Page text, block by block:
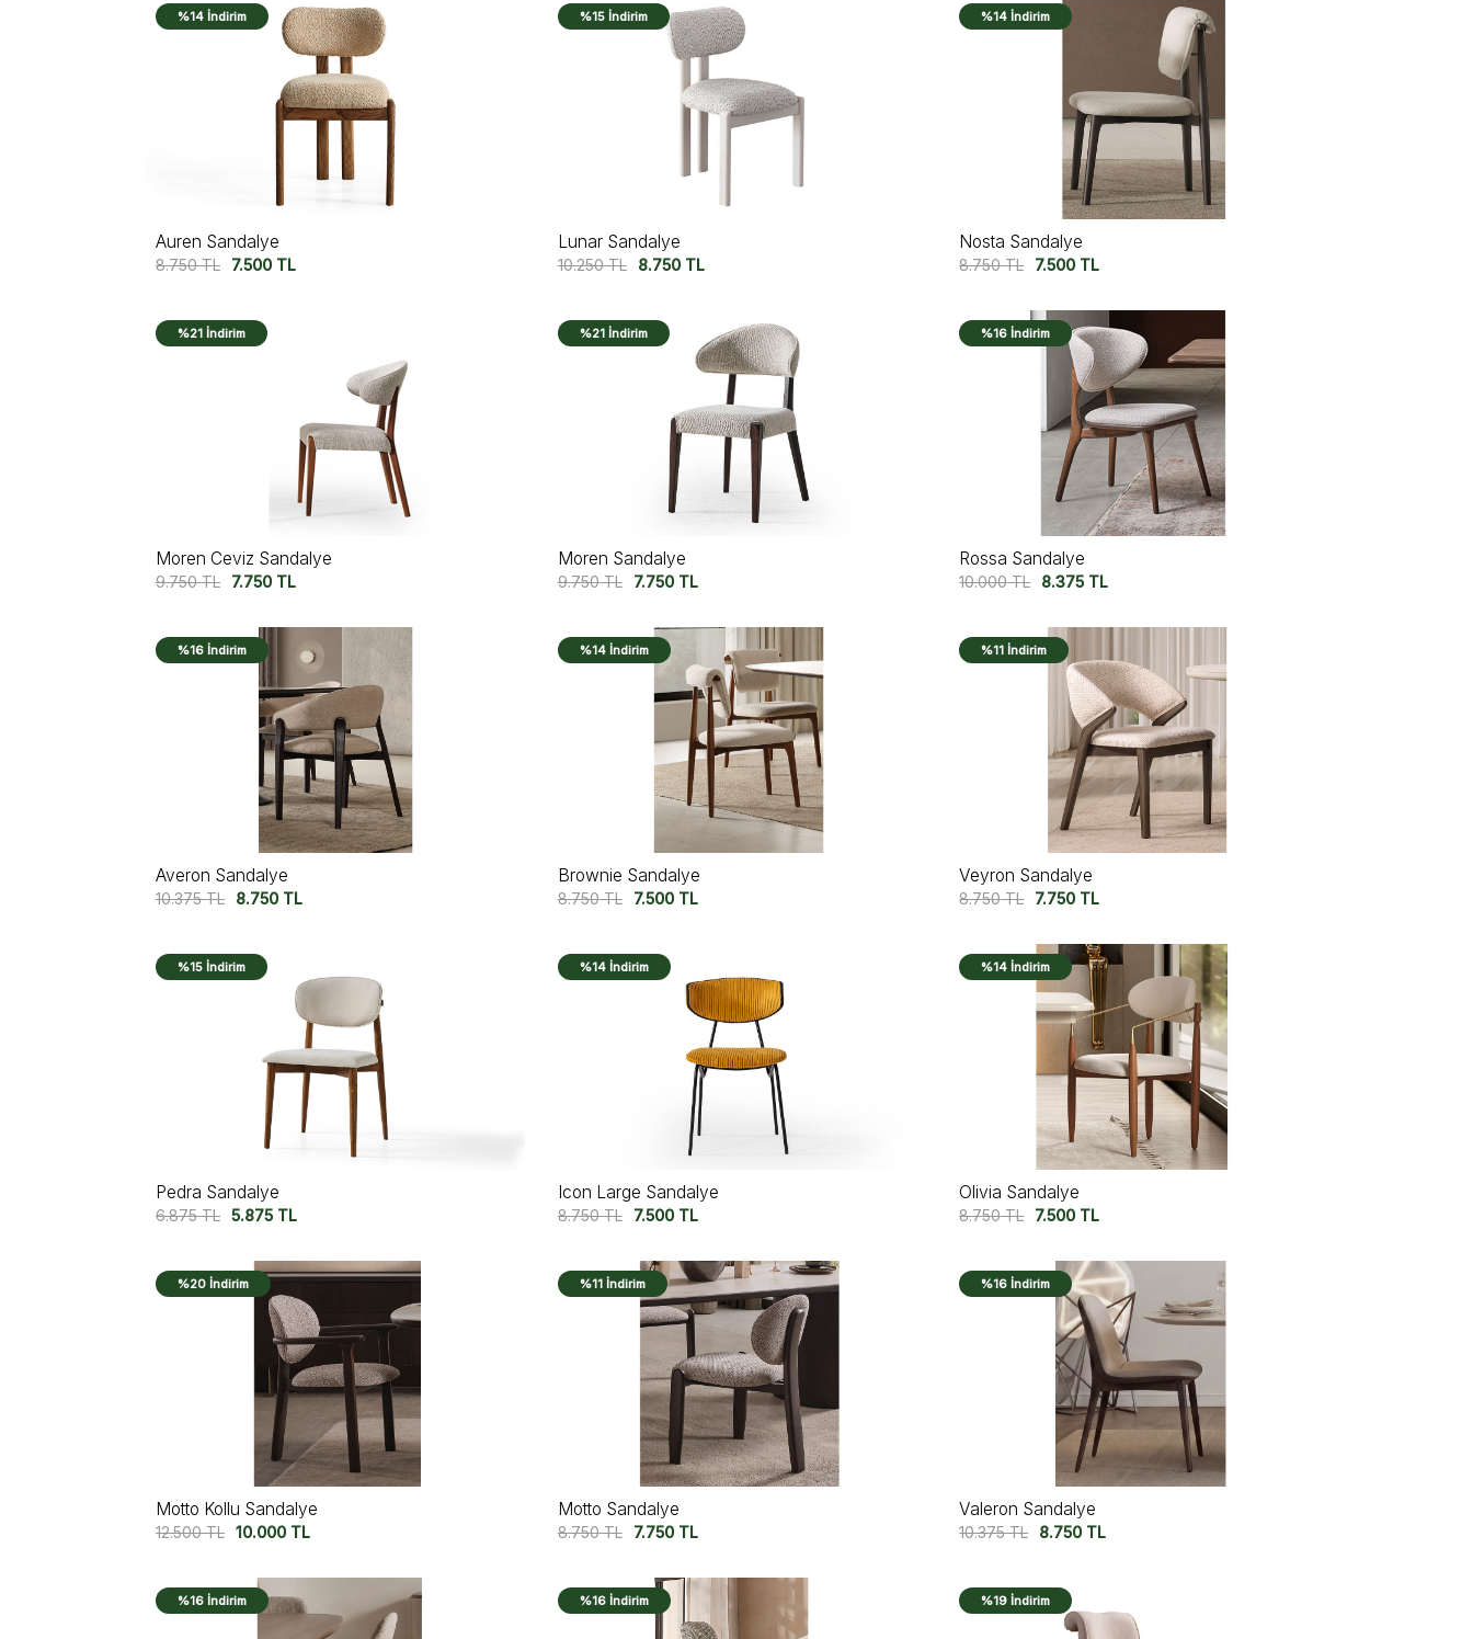
%14 İndirim
Auren Sandalye
8.750TL 7.500 TL
%15 İndirim
Lunar Sandalye
10.250TL 8.750TL
%14 İndirim
Nosta Sandalye
8.750TL 7.500 TL
%21 İndirim
Moren Ceviz Sandalye
9.750TL 7.750 TL
%21 İndirim
Moren Sandalye
9.750TL 7.750TL
%16 İndirim
Rossa Sandalye
10.000TL 8.375 TL
%16 İndirim
Averon Sandalye
10.375TL 8.750 TL
%14 İndirim
Brownie Sandalye
8.750TL 7.500TL
%11 İndirim
Veyron Sandalye
8.750TL 7.750 TL
%15 İndirim
Pedra Sandalye
6.875TL 5.875 TL
%14 İndirim
Icon Large Sandalye
8.750TL 7.500TL
%14 İndirim
Olivia Sandalye
8.750TL 7.500 TL
%20 İndirim
Motto Kollu Sandalye
12.500TL 10.000 TL
%11 İndirim
Motto Sandalye
8.750TL 7.750TL
%16 İndirim
Valeron Sandalye
10.375TL 8.750 TL
%16 İndirim %16 İndirim %19 İndirim